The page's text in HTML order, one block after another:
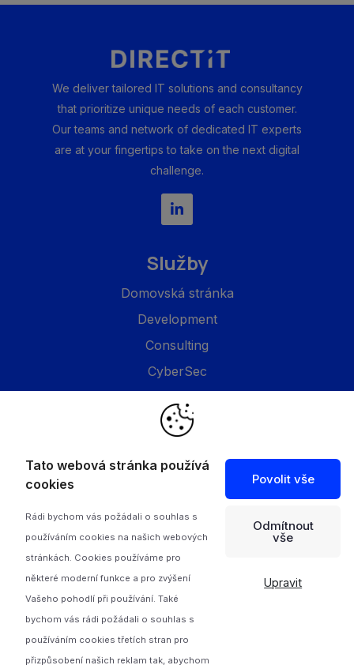
We deliver tailored IT solutions and consultancy
that prioritize unique needs of each customer.
Our teams and network of dedicated IT experts
are at your fingertips to take on the next digital
challenge.
Služby
Domovská stránka
Development
Consulting
CyberSec
Společnost
Kontakty
Zásady ochrany osobních údajů
Tato webová stránka používá
cookies
Rádi bychom vás požádali o souhlas s
používáním cookies na našich webových
stránkách. Cookies používáme pro
některé moderní funkce a pro zvýšení
Vašeho pohodlí při používání. Také
bychom vás rádi požádali o souhlas s
používáním cookies třetích stran pro
přizpůsobení našich reklam tak, abychom
Povolit vše
Odmítnout
vše
Upravit